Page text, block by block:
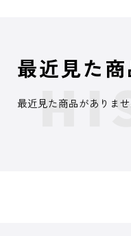
最近見た商
最近見た商品がありませ